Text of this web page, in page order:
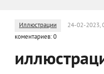
Иллюстрации 24-02-2023,
коментариев: 0